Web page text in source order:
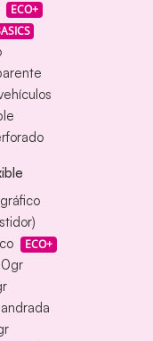
ECO+
ECO+